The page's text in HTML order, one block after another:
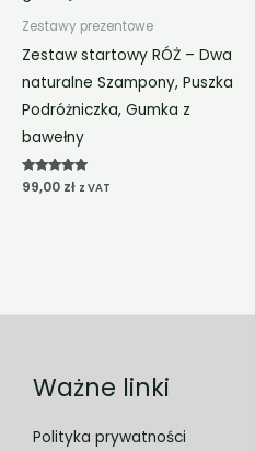
Zestawy prezentowe
Zestaw startowy RÓŻ – Dwa
naturalne Szampony, Puszka
Podróżniczka, Gumka z
bawełny
Oceniono
5.00
99,00 zł z VAT
Ważne linki
Polityka prywatności